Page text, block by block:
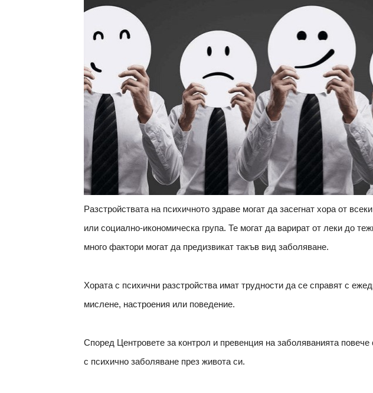
Разстройствата на психичното здраве могат да засегнат хора от
или социално-икономическа група. Те могат да варират от леки до
много фактори могат да предизвикат такъв вид заболяване.
Хората с психични разстройства имат трудности да се справят с
мислене, настроения или поведение.
Според Центровете за контрол и превенция на заболяванията повече
с психично заболяване през живота си.